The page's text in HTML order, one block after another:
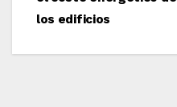
los edificios